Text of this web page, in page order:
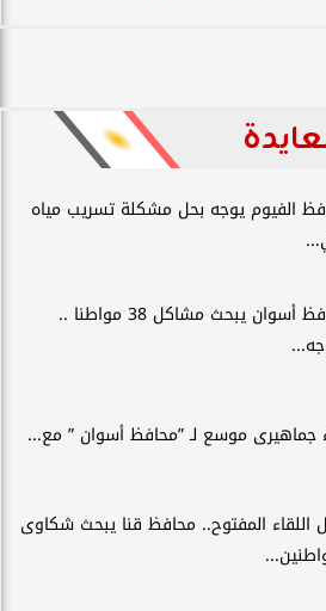
الفيوم يوجه بحل مشكلة تسريب مياه
محافظ أسوان يبحث مشاكل 38 مواطنا ..
جماهيرى موسع لـ ”محافظ أسوان ” مع...
اللقاء المفتوح.. محافظ قنا يبحث شكاوى